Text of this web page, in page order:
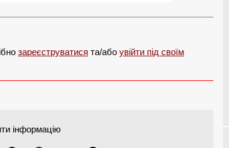
зареєструватися та/або увійти під своїм
інформацію